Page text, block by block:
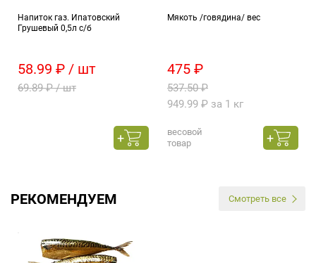
Напиток газ. Ипатовский
Грушевый 0,5л с/б
58.99 ₽ / шт
69.89 ₽ / шт
Мякоть /говядина/ вес
475 ₽
537.50 ₽
949.99 ₽ за 1 кг
весовой
товар
РЕКОМЕНДУЕМ Смотреть все